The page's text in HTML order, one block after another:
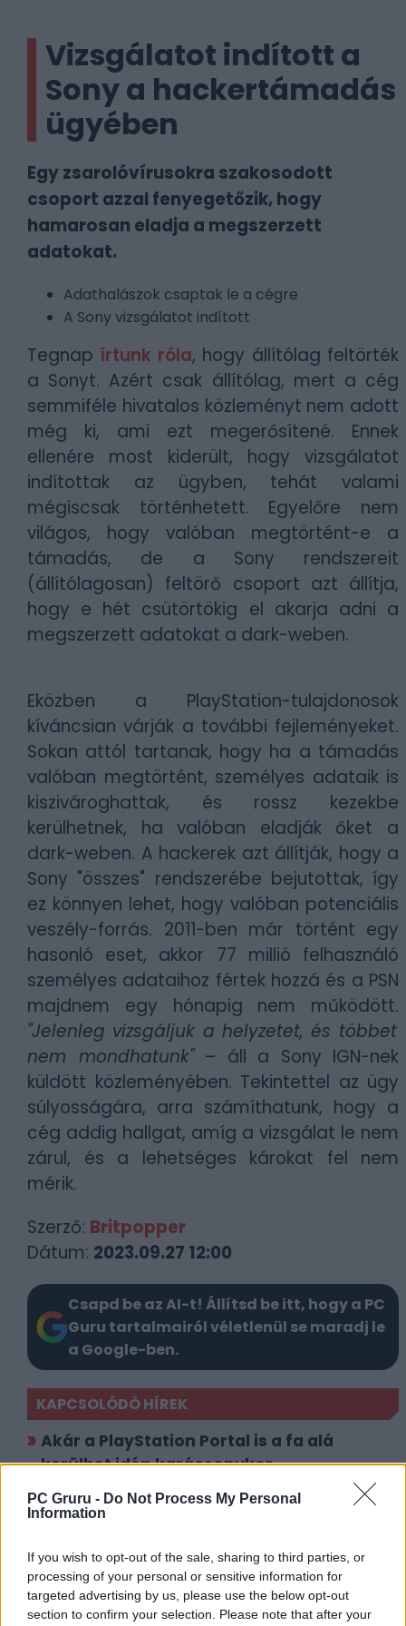
PC Gruru - Do Not Process My Personal
Information
If you wish to opt-out of the sale, sharing to third parties, or
processing of your personal or sensitive information for
targeted advertising by us, please use the below opt-out
section to confirm your selection. Please note that after your
Vizsgálatot indított a
Sony a hackertámadás
ügyében
Egy zsarolóvírusokra szakosodott
csoport azzal fenyegetőzik, hogy
hamarosan eladja a megszerzett
adatokat.
Adathalászok csaptak le a cégre
A Sony vizsgálatot indított
Tegnap írtunk róla, hogy állítólag feltörték
a Sonyt. Azért csak állítólag, mert a cég
semmiféle hivatalos közleményt nem adott
még ki, ami ezt megerősítené. Ennek
ellenére most kiderült, hogy vizsgálatot
indítottak az ügyben, tehát valami
mégiscsak történhetett. Egyelőre nem
világos, hogy valóban megtörtént-e a
támadás, de a Sony rendszereit
(állítólagosan) feltörő csoport azt állítja,
hogy e hét csütörtökig el akarja adni a
megszerzett adatokat a dark-weben.
Eközben a PlayStation-tulajdonosok
kíváncsian várják a további fejleményeket.
Sokan attól tartanak, hogy ha a támadás
valóban megtörtént, személyes adataik is
kiszivároghattak, és rossz kezekbe
kerülhetnek, ha valóban eladják őket a
dark-weben. A hackerek azt állítják, hogy a
Sony "összes" rendszerébe bejutottak, így
ez könnyen lehet, hogy valóban potenciális
veszély-forrás. 2011-ben már történt egy
hasonló eset, akkor 77 millió felhasználó
személyes adataihoz fértek hozzá és a PSN
majdnem egy hónapig nem működött.
"Jelenleg vizsgáljuk a helyzetet, és többet
nem mondhatunk"– áll a Sony IGN-nek
küldött közleményében. Tekintettel az ügy
súlyosságára, arra számíthatunk, hogy a
cég addig hallgat, amíg a vizsgálat le nem
zárul, és a lehetséges károkat fel nem
mérik.
Szerző: Britpopper
Dátum: 2023.09.27 12:00
Csapd be az AI-t! Állítsd be itt, hogy a PC
Guru tartalmairól véletlenül se maradj le
a Google-ben.
KAPCSOLÓDÓ HÍREK
Akár a PlayStation Portal is a fa alá
kerülhet idén karácsonykor
Adathalász hackerek miatt izzadhatnak a
Sonynál
LEGFRISSEBB VIDEÓNK